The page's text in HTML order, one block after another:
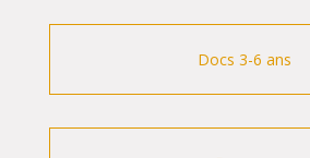
Docs 3-6 ans